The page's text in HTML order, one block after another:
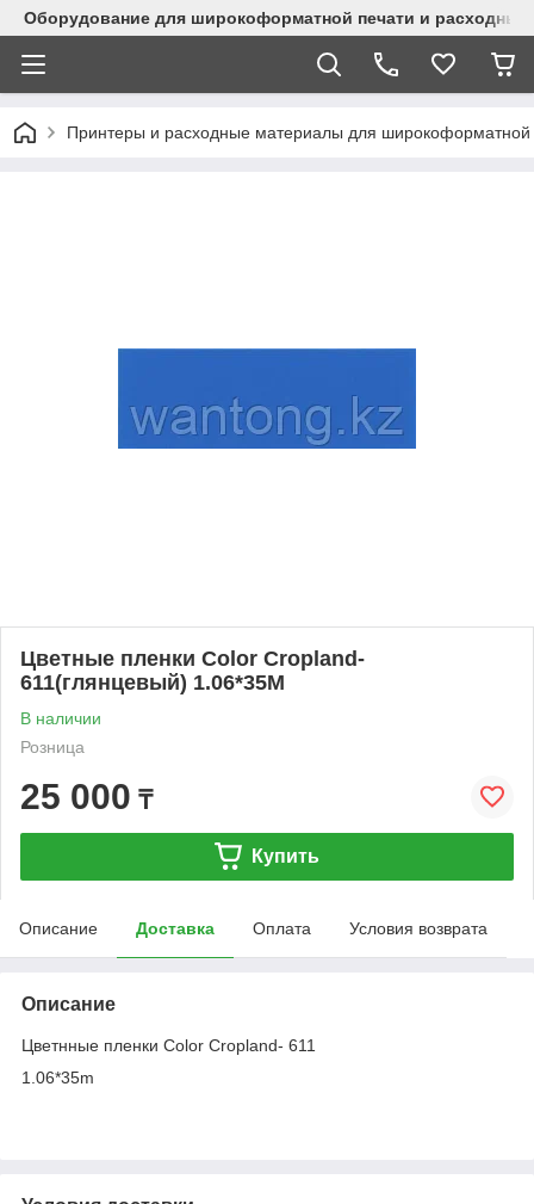
Оборудование для широкоформатной печати и
Принтеры и расходные материалы для широкоформатной
Цветные пленки Color Cropland-
611(глянцевый) 1.06*35M
В наличии
Розница
25 000 ₸
Купить
Описание Доставка Оплата Условия возврата
Описание
Цветнные пленки Color Cropland- 611
1.06*35m